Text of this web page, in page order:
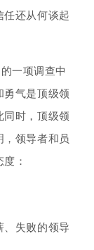
任还从何谈起
一项调查中
勇气是顶级领
同时，顶级领
，领导者和员
：
、失败的领导